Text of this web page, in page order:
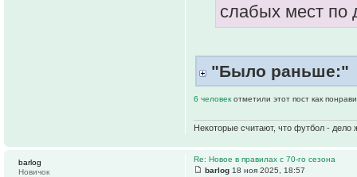
слабых мест по
"Было раньше:"
6 человек отметили этот пост как
Некоторые считают, что футбол -
Re: Новое в правилах с 70-го сезона
barlog 18 ноя 2025, 18:57
barlog
Новичок